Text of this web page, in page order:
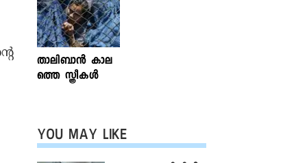
ര്‍ശനങ്ങള്‍; ഇ
ന്‍ഫോക്ലിനിക്ക്
ലേഖനം
വായിക്കാം
താലിബാന്‍ കാല
ത്തെ സ്ത്രീകള്‍
YOU MAY LIKE